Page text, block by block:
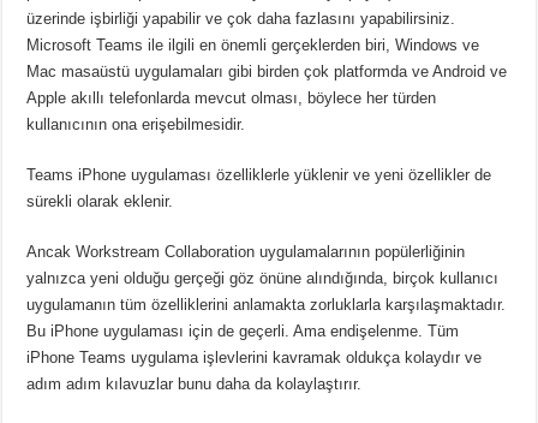
üzerinde işbirliği yapabilir ve çok daha fazlasını yapabilirsiniz.
Microsoft Teams ile ilgili en önemli gerçeklerden biri, Windows ve
Mac masaüstü uygulamaları gibi birden çok platformda ve Android ve
Apple akıllı telefonlarda mevcut olması, böylece her türden
kullanıcının ona erişebilmesidir.
Teams iPhone uygulaması özelliklerle yüklenir ve yeni özellikler de
sürekli olarak eklenir.
Ancak Workstream Collaboration uygulamalarının popülerliğinin
yalnızca yeni olduğu gerçeği göz önüne alındığında, birçok kullanıcı
uygulamanın tüm özelliklerini anlamakta zorluklarla karşılaşmaktadır.
Bu iPhone uygulaması için de geçerli. Ama endişelenme. Tüm
iPhone Teams uygulama işlevlerini kavramak oldukça kolaydır ve
adım adım kılavuzlar bunu daha da kolaylaştırır.